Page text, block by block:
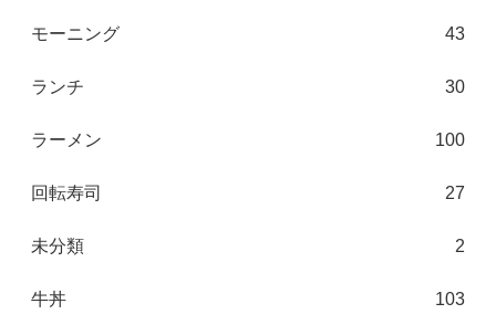
モーニング 43
ランチ 30
ラーメン 100
回転寿司 27
未分類 2
牛丼 103